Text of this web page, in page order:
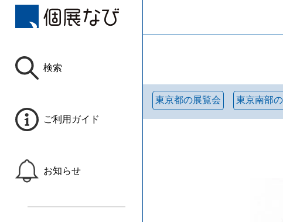
検索
ご利用ガイド
お知らせ
東京都の展覧会 東京南部